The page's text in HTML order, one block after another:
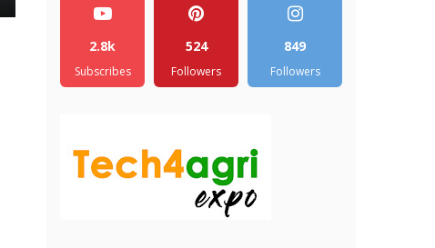
2.8k
Subscribes
524
Followers
849
Followers